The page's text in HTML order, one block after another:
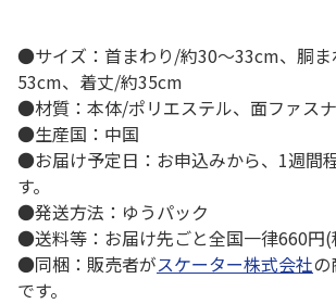
●サイズ：首まわり/約30～33cm、胴
53cm、着丈/約35cm
●材質：本体/ポリエステル、面ファス
●生産国：中国
●お届け予定日：お申込みから、1週間
す。
●発送方法：ゆうパック
●送料等：お届け先ごと全国一律660円(
●同梱：販売者がスケーター株式会社
です。